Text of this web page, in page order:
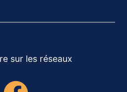
sur les réseaux